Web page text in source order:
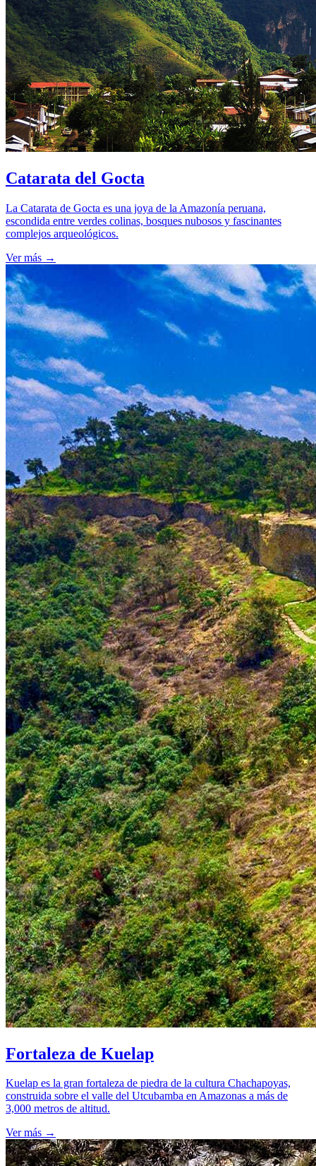
Catarata del Gocta
La Catarata de Gocta es una joya de la Amazonía peruana,
escondida entre verdes colinas, bosques nubosos y fascinantes
complejos arqueológicos.
Ver más →
Fortaleza de Kuelap
Kuelap es la gran fortaleza de piedra de la cultura Chachapoyas,
construida sobre el valle del Utcubamba en Amazonas a más de
3,000 metros de altitud.
Ver más →